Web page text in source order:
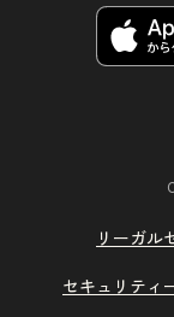
リーガル
セキュリティ